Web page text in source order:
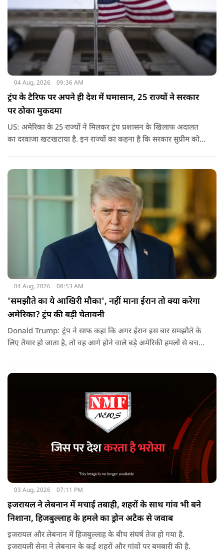
04 Aug, 2026 09:36 AM
ट्रंप के टैरिफ पर अपने ही देश में घमासान, 25 राज्यों ने सरकार
पर ठोका मुकदमा
US: अमेरिका के 25 राज्यों ने मिलकर ट्रंप प्रशासन के खिलाफ अदालत
का दरवाजा खटखटाया है. इन राज्यों का कहना है कि सरकार सुप्रीम कोर्ट
04 Aug, 2026 08:53 AM
'समझौते का ये आखिरी मौका', नहीं माना ईरान तो क्या करेगा
अमेरिका? ट्रंप की बड़ी चेतावनी
Donald Trump: ट्रंप ने साफ कहा कि अगर ईरान इस बार समझौते के
लिए तैयार हो जाता है, तो वह आगे होने वाले बड़े अमेरिकी हमलों से बच
03 Aug, 2026 07:11 PM
इजरायल ने लेबनान में मचाई तबाही, शहरों के साथ गांव भी बने
निशाना, हिजबुल्लाह के हमले का ड्रोन अटैक से जवाब
इजरायल और लेबनान में हिजबुल्लाह के बीच संघर्ष तेज हो गया है.
इजरायली सेना ने लेबनान के कई शहरों और गांवों पर बमबारी की है.